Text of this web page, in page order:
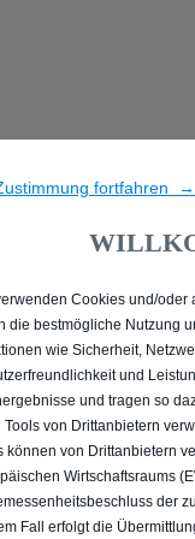
fortfahren →
Cookies und/oder
die bestmögliche Nutzung
wie Sicherheit,
und
und tragen so
Tools von Drittanbietern
können von Drittanbietern
Wirtschaftsraums
der
Fall erfolgt die